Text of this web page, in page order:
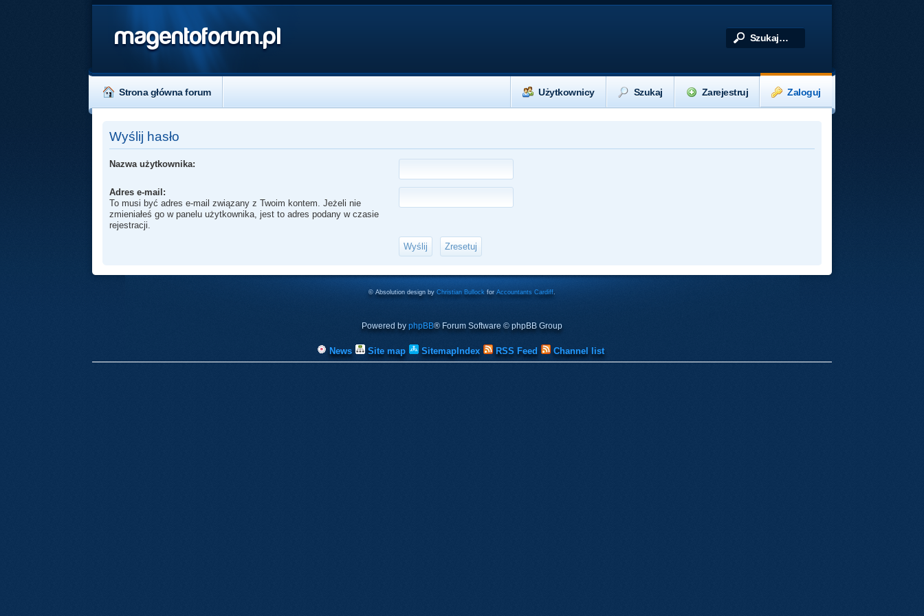
magentoforum.pl
Strona główna forum Zaloguj
Zarejestruj
Szukaj
Użytkownicy
Wyślij hasło
Nazwa użytkownika:
Adres e-mail:
To musi być adres e-mail związany z Twoim kontem. Jeżeli nie
zmieniałeś go w panelu użytkownika, jest to adres podany w czasie
rejestracji.
© Absolution design by Christian Bullock for Accountants Cardiff
Powered by phpBB® Forum Software © phpBB Group
News Site map SitemapIndex RSS Feed Channel list